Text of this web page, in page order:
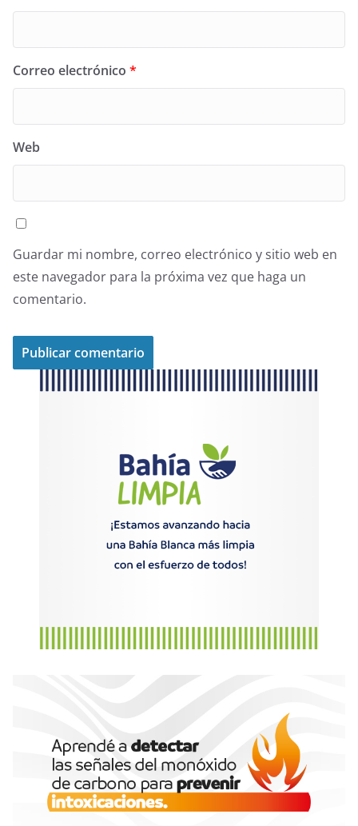
Correo electrónico *
Web
Guardar mi nombre, correo electrónico y sitio web en
este navegador para la próxima vez que haga un
comentario.